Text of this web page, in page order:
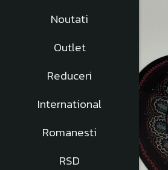
Noutati
Outlet
Reduceri
International
Romanesti
RSD